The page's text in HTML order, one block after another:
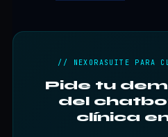
// NEXORASUITE PARA
Pide tu
del
clínica